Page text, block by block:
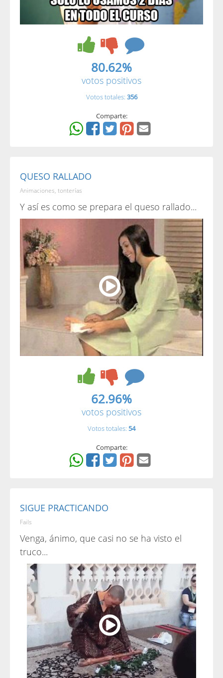
80.62%
votos positivos
Votos totales: 356
Comparte:
QUESO RALLADO
Animaciones, tonterías
Y así es como se prepara el queso rallado...
62.96%
votos positivos
Votos totales: 54
Comparte:
SIGUE PRACTICANDO
Fails
Venga, ánimo, que casi no se ha visto el
truco...